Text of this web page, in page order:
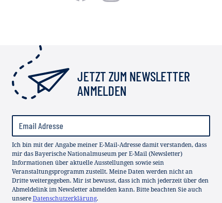
JETZT ZUM NEWSLETTER
ANMELDEN
Ich bin mit der Angabe meiner E-Mail-Adresse damit verstanden, dass
mir das Bayerische Nationalmuseum per E-Mail (Newsletter)
Informationen über aktuelle Ausstellungen sowie sein
Veranstaltungsprogramm zustellt. Meine Daten werden nicht an
Dritte weitergegeben. Mir ist bewusst, dass ich mich jederzeit über den
Abmeldelink im Newsletter abmelden kann. Bitte beachten Sie auch
unsereDatenschutzerklärung.